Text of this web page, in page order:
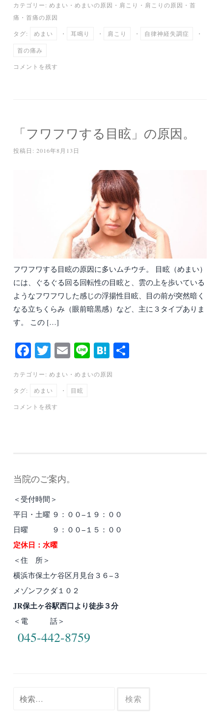
bo
ok
tte
r
ail en
a
カテゴリー: めまい ・ めまいの原因 ・ 肩こり ・ 肩こりの原因 ・ 首
痛 ・ 首痛の原因
タグ: めまい ・ 耳鳴り ・ 肩こり ・ 自律神経失調症 ・
首の痛み
コメントを残す
「フワフワする目眩」の原因。
投稿日: 2016年8月13日
フワフワする目眩の原因に多いムチウチ。 目眩（めまい）
には、ぐるぐる回る回転性の目眩と、雲の上を歩いている
ようなフワフワした感じの浮揚性目眩、目の前が突然暗く
なる立ちくらみ（眼前暗黒感）など、主に３タイプありま
す。 この […]
Fa
ce
bo
ok
T
tte
r
E
ail
Li
ne
H
at
en
カテゴリー: めまい ・ めまいの原因
タグ: めまい ・ 目眩
コメントを残す
当院のご案内。
＜受付時間＞
平日・土曜 ９：００−１９：００
日曜 ９：００−１５：００
定休日：水曜
＜住 所＞
横浜市保土ケ谷区月見台３６−３
メゾンフクダ１０２
JR保土ヶ谷駅西口より徒歩３分
＜電 話＞
045-442-8759